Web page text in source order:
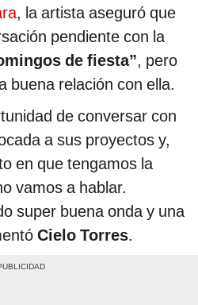
, la artista aseguró que
pendiente con la
de fiesta”, pero
buena relación con ella.
de conversar con
a sus proyectos y,
en que tengamos la
vamos a hablar.
super buena onda y una
Cielo Torres.